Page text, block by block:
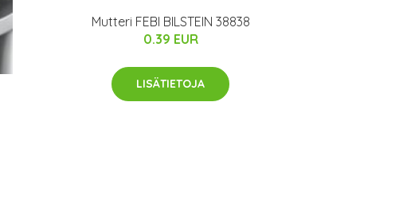
Mutteri FEBI BILSTEIN 38838
0.39 EUR
LISÄTIETOJA